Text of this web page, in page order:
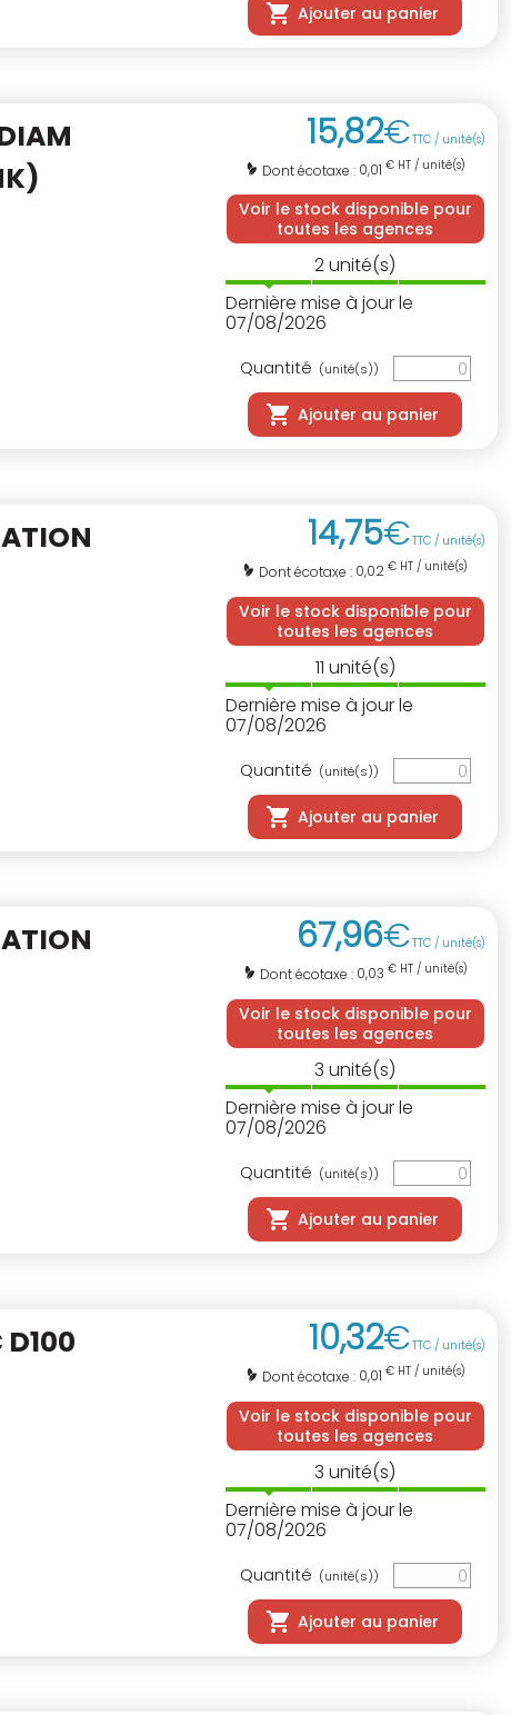
Ajouter au panier
15,82€TTC / unité(s)
Dont écotaxe : 0,01 € HT / unité(s)
Voir le stock disponible pour
toutes les agences
2unité(s)
Dernière mise à jour le
07/08/2026
Quantité (unité(s))
Ajouter au panier
14,75€TTC / unité(s)
Dont écotaxe : 0,02 € HT / unité(s)
Voir le stock disponible pour
toutes les agences
11 unité(s)
Dernière mise à jour le
07/08/2026
Quantité (unité(s))
Ajouter au panier
67,96€TTC / unité(s)
Dont écotaxe : 0,03 € HT / unité(s)
Voir le stock disponible pour
toutes les agences
3 unité(s)
Dernière mise à jour le
07/08/2026
Quantité (unité(s))
Ajouter au panier
D100 10,32€TTC / unité(s)
Dont écotaxe : 0,01 € HT / unité(s)
Voir le stock disponible pour
toutes les agences
3 unité(s)
Dernière mise à jour le
07/08/2026
Quantité (unité(s))
Ajouter au panier